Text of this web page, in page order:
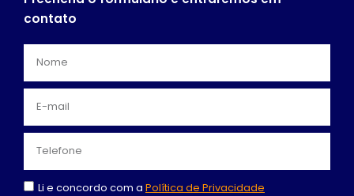
contato
Li e concordo com a Política de Privacidade